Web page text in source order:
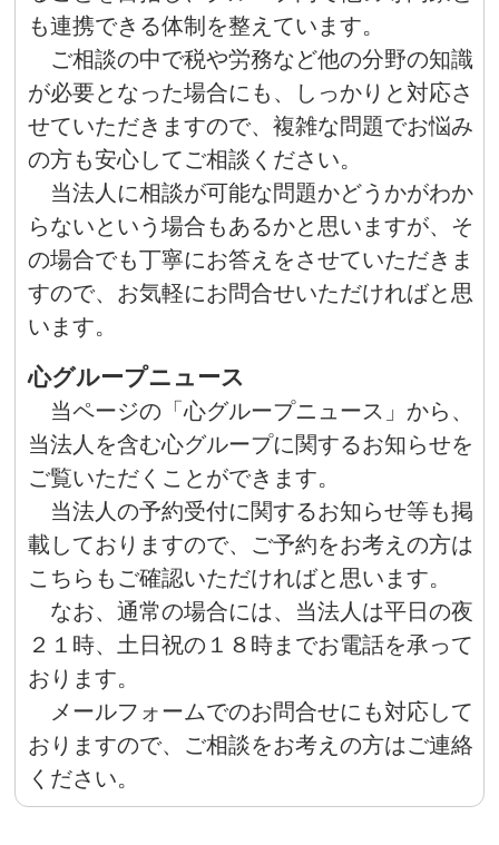
も連携できる体制を整えています。
ご相談の中で税や労務など他の分野の知識
が必要となった場合にも、しっかりと対応さ
せていただきますので、複雑な問題でお悩み
の方も安心してご相談ください。
当法人に相談が可能な問題かどうかがわか
らないという場合もあるかと思いますが、そ
の場合でも丁寧にお答えをさせていただきま
すので、お気軽にお問合せいただければと思
います。
心グループニュース
当ページの「心グループニュース」から、
当法人を含む心グループに関するお知らせを
ご覧いただくことができます。
当法人の予約受付に関するお知らせ等も掲
載しておりますので、ご予約をお考えの方は
こちらもご確認いただければと思います。
なお、通常の場合には、当法人は平日の夜
２１時、土日祝の１８時までお電話を承って
おります。
メールフォームでのお問合せにも対応して
おりますので、ご相談をお考えの方はご連絡
ください。